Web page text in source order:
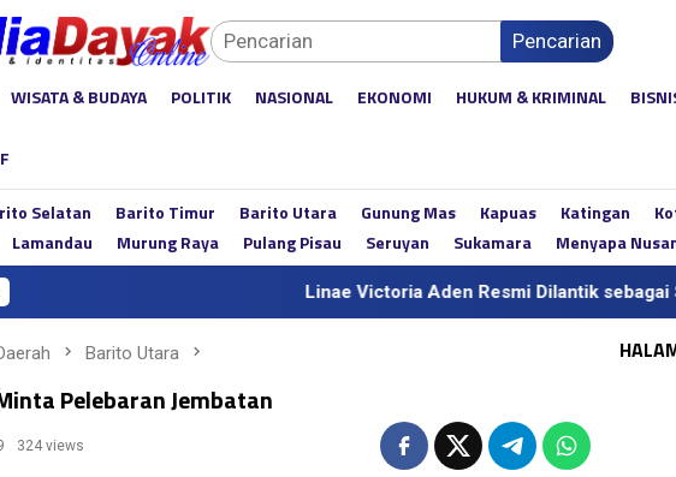
Pencarian
WISATA & BUDAYA POLITIK NASIONAL EKONOMI HUKUM & KRIMINAL
Selatan Barito Timur Barito Utara Gunung Mas Kapuas Katingan
Lamandau Murung Raya Pulang Pisau Seruyan Sukamara Menyapa
Linae Victoria Aden Resmi Dilantik sebagai
Barito Utara
Pelebaran Jembatan
324 views